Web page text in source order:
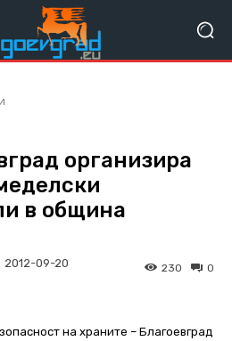
организира
в община
2012-09-20 0
230
на храните – Благоевград